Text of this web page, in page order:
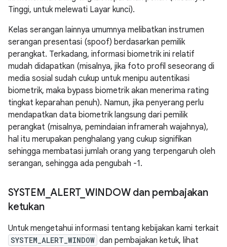
Tinggi, untuk melewati Layar kunci).
Kelas serangan lainnya umumnya melibatkan instrumen
serangan presentasi (spoof) berdasarkan pemilik
perangkat. Terkadang, informasi biometrik ini relatif
mudah didapatkan (misalnya, jika foto profil seseorang di
media sosial sudah cukup untuk menipu autentikasi
biometrik, maka bypass biometrik akan menerima rating
tingkat keparahan penuh). Namun, jika penyerang perlu
mendapatkan data biometrik langsung dari pemilik
perangkat (misalnya, pemindaian inframerah wajahnya),
hal itu merupakan penghalang yang cukup signifikan
sehingga membatasi jumlah orang yang terpengaruh oleh
serangan, sehingga ada pengubah -1.
SYSTEM _ALERT_ WINDOW dan pembajakan
ketukan
Untuk mengetahui informasi tentang kebijakan kami terkait
SYSTEM_ALERT_WINDOW dan pembajakan ketuk, lihat